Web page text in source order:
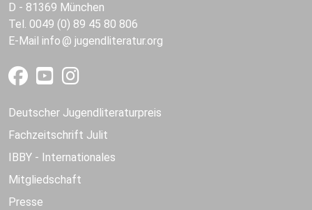
D - 81369 München
Tel. 0049 (0) 89 45 80 806
E-Mail info jugendliteratur.org
Deutscher Jugendliteraturpreis
Fachzeitschrift Julit
IBBY - Internationales
Mitgliedschaft
Presse